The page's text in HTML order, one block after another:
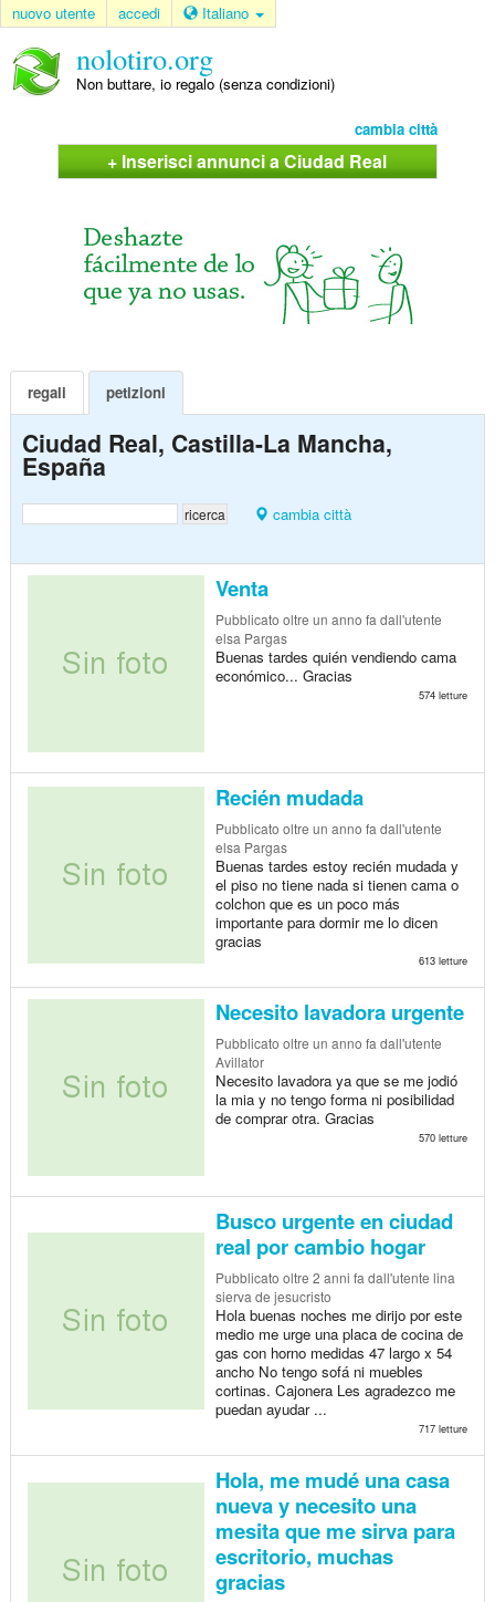
nuovo utente accedi Italiano
nolotiro.org
Non buttare, io regalo (senza condizioni)
cambia città
+ Inserisci annunci a Ciudad Real
regali petizioni
Ciudad Real, Castilla-La Mancha,
España
cambia città
Venta
Pubblicato oltre un anno fa dall'utente
elsa Pargas
Buenas tardes quién vendiendo cama
económico... Gracias
574 letture
Recién mudada
Pubblicato oltre un anno fa dall'utente
elsa Pargas
Buenas tardes estoy recién mudada y
el piso no tiene nada si tienen cama o
colchon que es un poco más
importante para dormir me lo dicen
gracias
613 letture
Necesito lavadora urgente
Pubblicato oltre un anno fa dall'utente
Avillator
Necesito lavadora ya que se me jodió
la mia y no tengo forma ni posibilidad
de comprar otra. Gracias
570 letture
Busco urgente en ciudad
real por cambio hogar
Pubblicato oltre 2 anni fa dall'utente lina
sierva de jesucristo
Hola buenas noches me dirijo por este
medio me urge una placa de cocina de
gas con horno medidas 47 largo x 54
ancho No tengo sofá ni muebles
cortinas. Cajonera Les agradezco me
puedan ayudar ...
717 letture
Hola, me mudé una casa
nueva y necesito una
mesita que me sirva para
escritorio, muchas
gracias